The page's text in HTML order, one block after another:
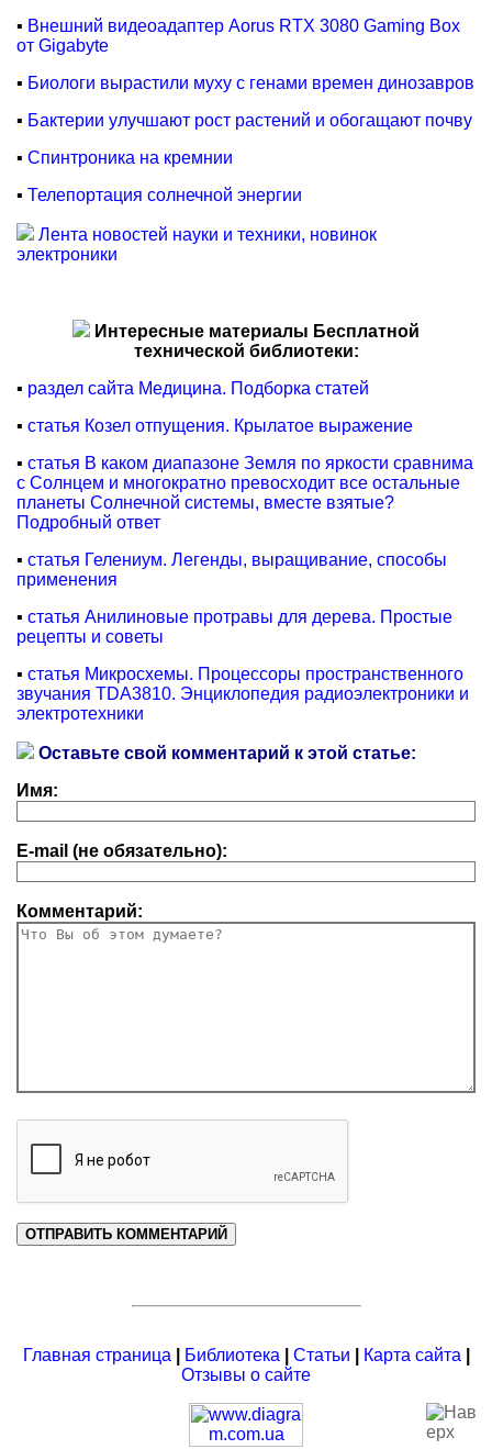
▪ Внешний видеоадаптер Aorus RTX 3080 Gaming Box
от Gigabyte
▪ Биологи вырастили муху с генами времен динозавров
▪ Бактерии улучшают рост растений и обогащают почву
▪ Спинтроника на кремнии
▪ Телепортация солнечной энергии
Лента новостей науки и техники, новинок
электроники
Интересные материалы Бесплатной
технической библиотеки:
▪ раздел сайта Медицина. Подборка статей
▪ статья Козел отпущения. Крылатое выражение
▪ статья В каком диапазоне Земля по яркости сравнима
с Солнцем и многократно превосходит все остальные
планеты Солнечной системы, вместе взятые?
Подробный ответ
▪ статья Гелениум. Легенды, выращивание, способы
применения
▪ статья Анилиновые протравы для дерева. Простые
рецепты и советы
▪ статья Микросхемы. Процессоры пространственного
звучания TDA3810. Энциклопедия радиоэлектроники и
электротехники
Оставьте свой комментарий к этой статье:
Имя:
E-mail (не обязательно):
Комментарий:
Главная страница Библиотека Статьи Карта сайта
Отзывы о сайте